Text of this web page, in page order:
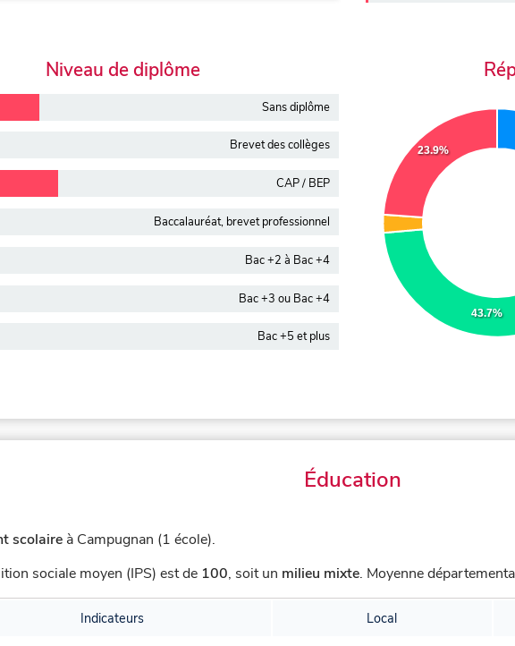
Niveau de diplôme
Sans diplôme
Brevet des collèges
CAP / BEP
Baccalauréat, brevet professionnel
Bac +2 à Bac +4
Bac +3 ou Bac +4
Bac +5 et plus
43.7%
23.9%
Éducation
scolaire à Campugnan (1 école).
sociale moyen (IPS) est de 100, soit un milieu mixte. Moyenne
Indicateurs Local